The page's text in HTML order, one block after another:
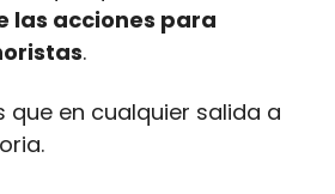
las acciones para
.
que en cualquier salida a